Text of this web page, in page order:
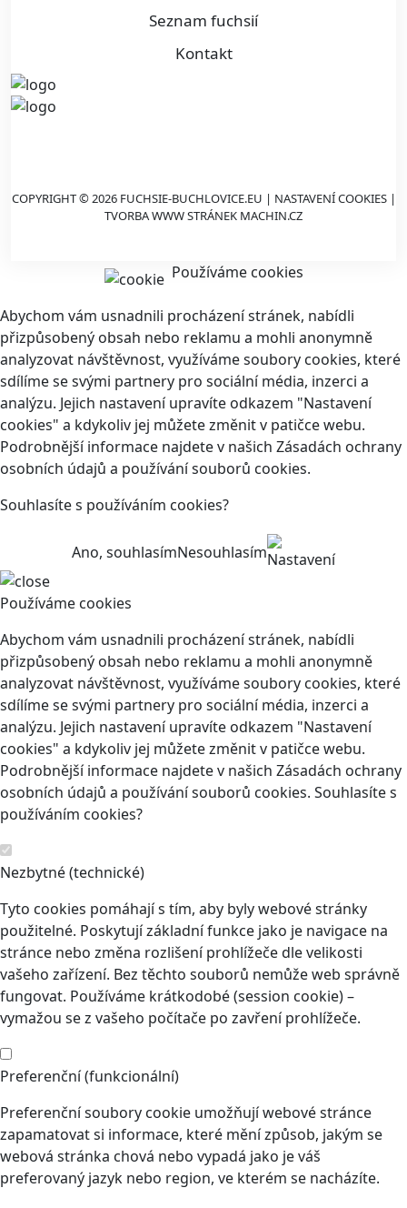
Seznam fuchsií
Kontakt
COPYRIGHT © 2026 FUCHSIE-BUCHLOVICE.EU | NASTAVENÍ COOKIES|
TVORBA WWW STRÁNEK MACHIN.CZ
Používáme cookies
Abychom vám usnadnili procházení stránek, nabídli
přizpůsobený obsah nebo reklamu a mohli anonymně
analyzovat návštěvnost, využíváme soubory cookies, které
sdílíme se svými partnery pro sociální média, inzerci a
analýzu. Jejich nastavení upravíte odkazem "Nastavení
cookies" a kdykoliv jej můžete změnit v patičce webu.
Podrobnější informace najdete v našich Zásadách ochrany
osobních údajů a používání souborů cookies.
Souhlasíte s používáním cookies?
Ano, souhlasímNesouhlasímNastavení
Používáme cookies
Abychom vám usnadnili procházení stránek, nabídli
přizpůsobený obsah nebo reklamu a mohli anonymně
analyzovat návštěvnost, využíváme soubory cookies, které
sdílíme se svými partnery pro sociální média, inzerci a
analýzu. Jejich nastavení upravíte odkazem "Nastavení
cookies" a kdykoliv jej můžete změnit v patičce webu.
Podrobnější informace najdete v našich Zásadách ochrany
osobních údajů a používání souborů cookies. Souhlasíte s
používáním cookies?
Nezbytné (technické)
Tyto cookies pomáhají s tím, aby byly webové stránky
použitelné. Poskytují základní funkce jako je navigace na
stránce nebo změna rozlišení prohlížeče dle velikosti
vašeho zařízení. Bez těchto souborů nemůže web správně
fungovat. Používáme krátkodobé (session cookie) –
vymažou se z vašeho počítače po zavření prohlížeče.
Preferenční (funkcionální)
Preferenční soubory cookie umožňují webové stránce
zapamatovat si informace, které mění způsob, jakým se
webová stránka chová nebo vypadá jako je váš
preferovaný jazyk nebo region, ve kterém se nacházíte.